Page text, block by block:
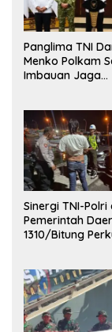
Panglima TNI
Menko Polkam
Imbauan Jaga
Sinergi TNI-Polri
Pemerintah
1310/Bitung